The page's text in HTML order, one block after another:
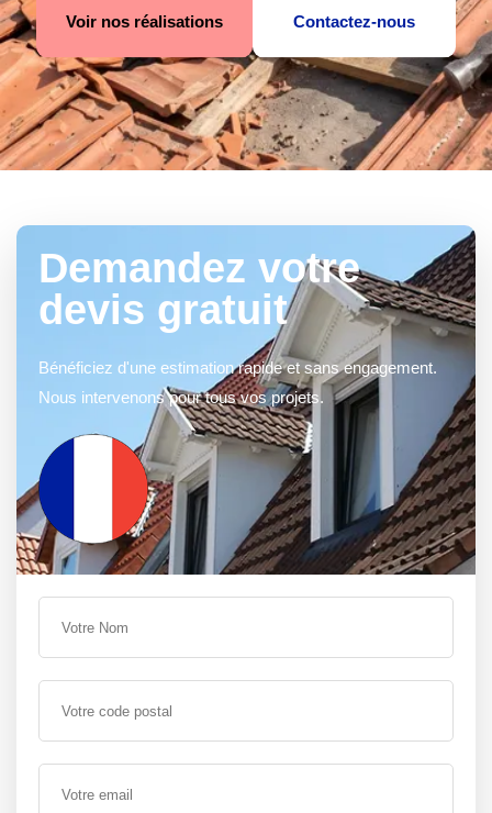
Voir nos réalisations Contactez-nous
Demandez votre
devis gratuit
Bénéficiez d'une estimation rapide et sans engagement.
Nous intervenons pour tous vos projets.